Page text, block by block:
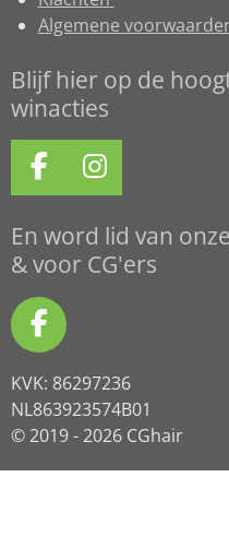
Algemene
Blijf hier op de
winacties
F
a
c
e
o
o
k
I
n
s
t
m
En word lid van
& voor CG'ers
F
a
c
e
b
o
KVK:
NL863923574B01
© 2019 - 2026 CGhair